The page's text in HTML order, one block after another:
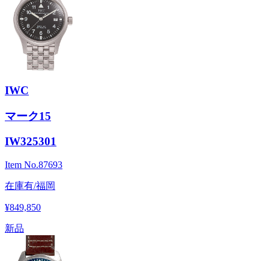
IWC
マーク15
IW325301
Item No.87693
在庫有/福岡
¥849,850
新品